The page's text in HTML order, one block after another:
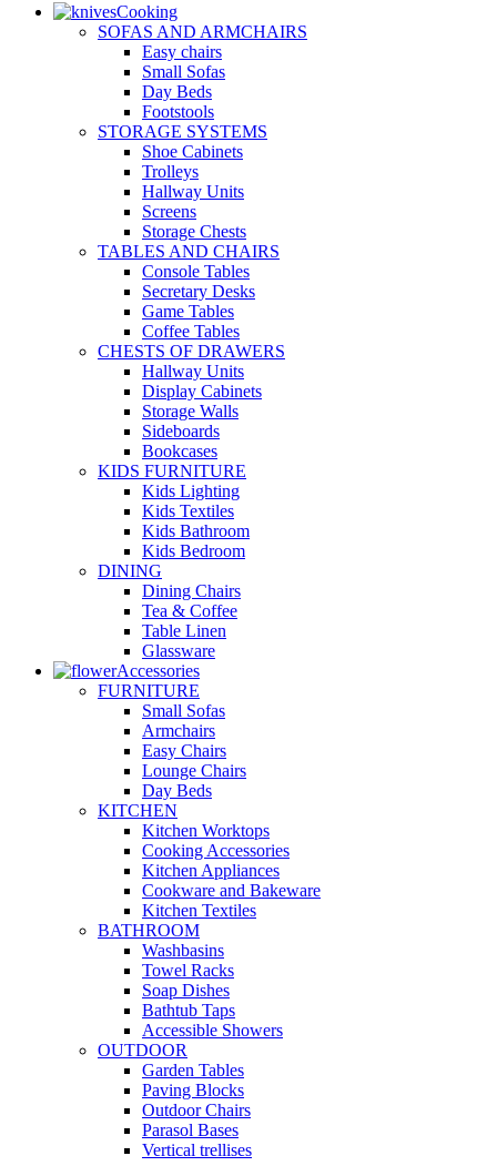
Cooking
SOFAS AND ARMCHAIRS
Easy chairs
Small Sofas
Day Beds
Footstools
STORAGE SYSTEMS
Shoe Cabinets
Trolleys
Hallway Units
Screens
Storage Chests
TABLES AND CHAIRS
Console Tables
Secretary Desks
Game Tables
Coffee Tables
CHESTS OF DRAWERS
Hallway Units
Display Cabinets
Storage Walls
Sideboards
Bookcases
KIDS FURNITURE
Kids Lighting
Kids Textiles
Kids Bathroom
Kids Bedroom
DINING
Dining Chairs
Tea & Coffee
Table Linen
Glassware
Accessories
FURNITURE
Small Sofas
Armchairs
Easy Chairs
Lounge Chairs
Day Beds
KITCHEN
Kitchen Worktops
Cooking Accessories
Kitchen Appliances
Cookware and Bakeware
Kitchen Textiles
BATHROOM
Washbasins
Towel Racks
Soap Dishes
Bathtub Taps
Accessible Showers
OUTDOOR
Garden Tables
Paving Blocks
Outdoor Chairs
Parasol Bases
Vertical trellises